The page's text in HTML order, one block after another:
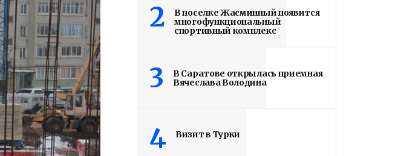
2
В поселке Жасминный появится
многофункциональный
спортивный комплекс
3
В Саратове открылась приемная
Вячеслава Володина
4 Визит в Турки